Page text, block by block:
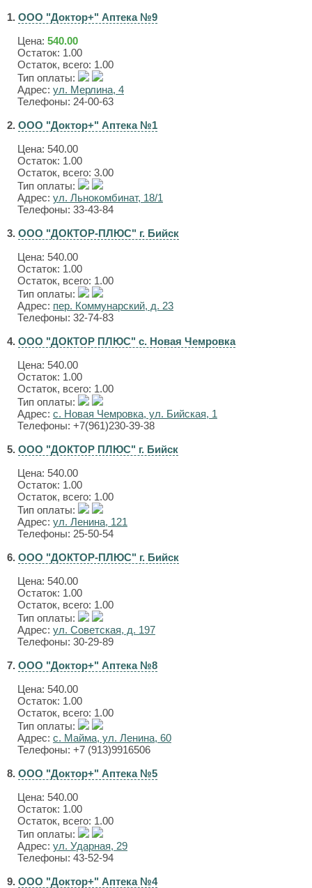
1. ООО "Доктор+" Аптека №9
Цена: 540.00
Остаток: 1.00
Остаток, всего: 1.00
Тип оплаты:
Адрес: ул. Мерлина, 4
Телефоны: 24-00-63
2. ООО "Доктор+" Аптека №1
Цена: 540.00
Остаток: 1.00
Остаток, всего: 3.00
Тип оплаты:
Адрес: ул. Льнокомбинат, 18/1
Телефоны: 33-43-84
3. ООО "ДОКТОР-ПЛЮС" г. Бийск
Цена: 540.00
Остаток: 1.00
Остаток, всего: 1.00
Тип оплаты:
Адрес: пер. Коммунарский, д. 23
Телефоны: 32-74-83
4. ООО "ДОКТОР ПЛЮС" с. Новая Чемровка
Цена: 540.00
Остаток: 1.00
Остаток, всего: 1.00
Тип оплаты:
Адрес: с. Новая Чемровка, ул. Бийская, 1
Телефоны: +7(961)230-39-38
5. ООО "ДОКТОР ПЛЮС" г. Бийск
Цена: 540.00
Остаток: 1.00
Остаток, всего: 1.00
Тип оплаты:
Адрес: ул. Ленина, 121
Телефоны: 25-50-54
6. ООО "ДОКТОР-ПЛЮС" г. Бийск
Цена: 540.00
Остаток: 1.00
Остаток, всего: 1.00
Тип оплаты:
Адрес: ул. Советская, д. 197
Телефоны: 30-29-89
7. ООО "Доктор+" Аптека №8
Цена: 540.00
Остаток: 1.00
Остаток, всего: 1.00
Тип оплаты:
Адрес: с. Майма, ул. Ленина, 60
Телефоны: +7 (913)9916506
8. ООО "Доктор+" Аптека №5
Цена: 540.00
Остаток: 1.00
Остаток, всего: 1.00
Тип оплаты:
Адрес: ул. Ударная, 29
Телефоны: 43-52-94
9. ООО "Доктор+" Аптека №4